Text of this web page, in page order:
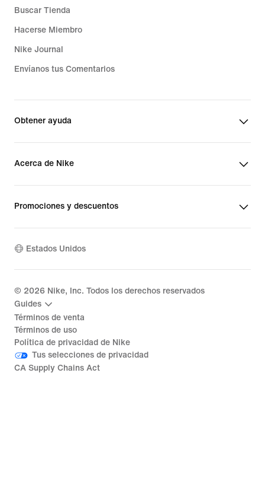
Buscar Tienda
Hacerse Miembro
Nike Journal
Envíanos tus Comentarios
Obtener ayuda
Acerca de Nike
Promociones y descuentos
Estados Unidos
© 2026 Nike, Inc. Todos los derechos reservados
Guides
Términos de venta
Términos de uso
Política de privacidad de Nike
Tus selecciones de privacidad
CA Supply Chains Act